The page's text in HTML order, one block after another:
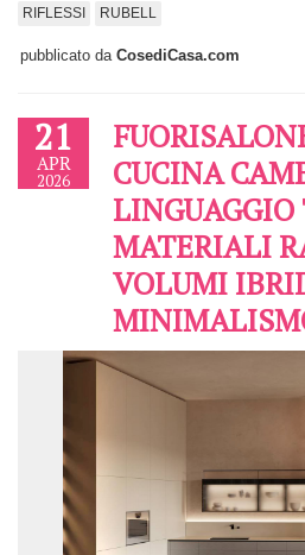
RIFLESSI RUBELL
pubblicato da CosediCasa.com
21
APR
2026
CUCINA
LINGUAGGIO
MATERIALI
VOLUMI